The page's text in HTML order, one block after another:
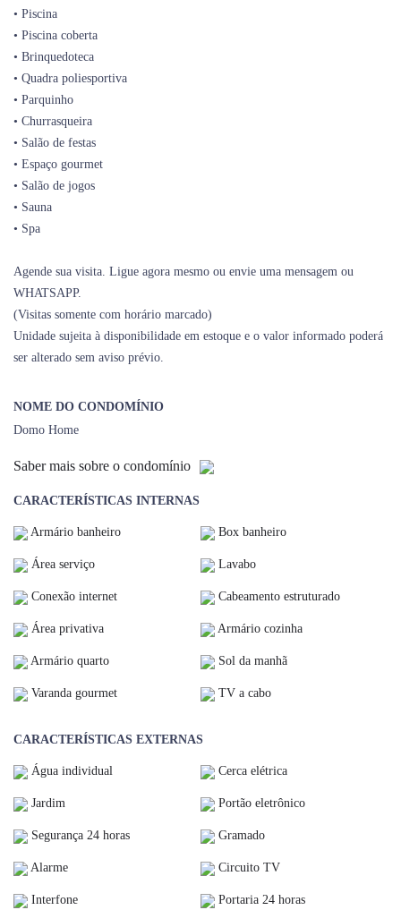
• Piscina
• Piscina coberta
• Brinquedoteca
• Quadra poliesportiva
• Parquinho
• Churrasqueira
• Salão de festas
• Espaço gourmet
• Salão de jogos
• Sauna
• Spa
Agende sua visita. Ligue agora mesmo ou envie uma mensagem ou
WHATSAPP.
(Visitas somente com horário marcado)
Unidade sujeita à disponibilidade em estoque e o valor informado poderá
ser alterado sem aviso prévio.
NOME DO CONDOMÍNIO
Domo Home
Saber mais sobre o condomínio
CARACTERÍSTICAS INTERNAS
Armário banheiro Box banheiro
Área serviço Lavabo
Conexão internet Cabeamento estruturado
Área privativa Armário cozinha
Armário quarto Sol da manhã
Varanda gourmet TV a cabo
CARACTERÍSTICAS EXTERNAS
Água individual Cerca elétrica
Jardim Portão eletrônico
Segurança 24 horas Gramado
Alarme Circuito TV
Interfone Portaria 24 horas